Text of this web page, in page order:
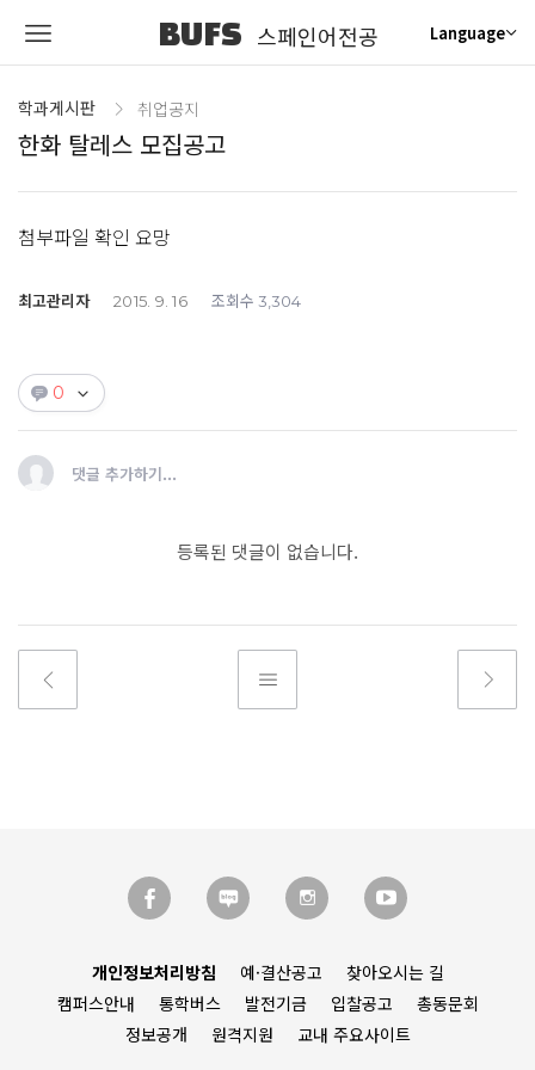
BUFS 스페인어전공 Language
학과게시판 취업공지
한화 탈레스 모집공고
첨부파일 확인 요망
최고관리자 2015. 9. 16 조회수 3,304
0
댓글 추가하기...
등록된 댓글이 없습니다.
개인정보처리방침 예·결산공고
찾아오시는 길
캠퍼스안내
통학버스 발전기금 입찰공고
총동문회
정보공개
원격지원 교내 주요사이트